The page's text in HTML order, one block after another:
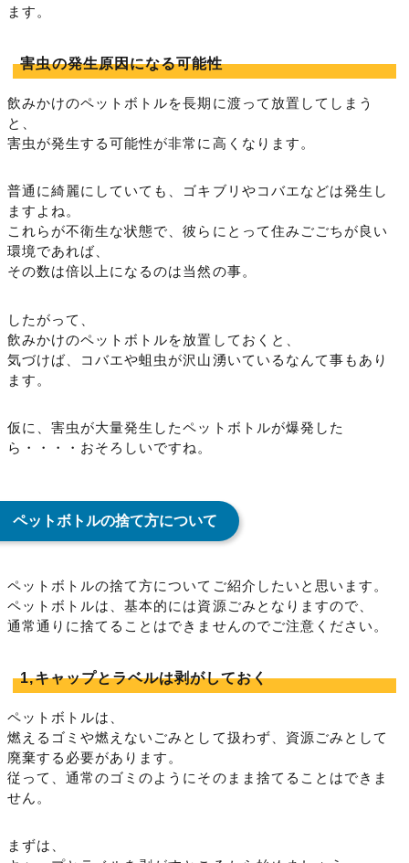
ます。
害虫の発生原因になる可能性
飲みかけのペットボトルを長期に渡って放置してしまう
と、
害虫が発生する可能性が非常に高くなります。
普通に綺麗にしていても、ゴキブリやコバエなどは発生し
ますよね。
これらが不衛生な状態で、彼らにとって住みごごちが良い
環境であれば、
その数は倍以上になるのは当然の事。
したがって、
飲みかけのペットボトルを放置しておくと、
気づけば、コバエや蛆虫が沢山湧いているなんて事もあり
ます。
仮に、害虫が大量発生したペットボトルが爆発した
ら・・・・おそろしいですね。
ペットボトルの捨て方について
ペットボトルの捨て方についてご紹介したいと思います。
ペットボトルは、基本的には資源ごみとなりますので、
通常通りに捨てることはできませんのでご注意ください。
1,キャップとラベルは剥がしておく
ペットボトルは、
燃えるゴミや燃えないごみとして扱わず、資源ごみとして
廃棄する必要があります。
従って、通常のゴミのようにそのまま捨てることはできま
せん。
まずは、